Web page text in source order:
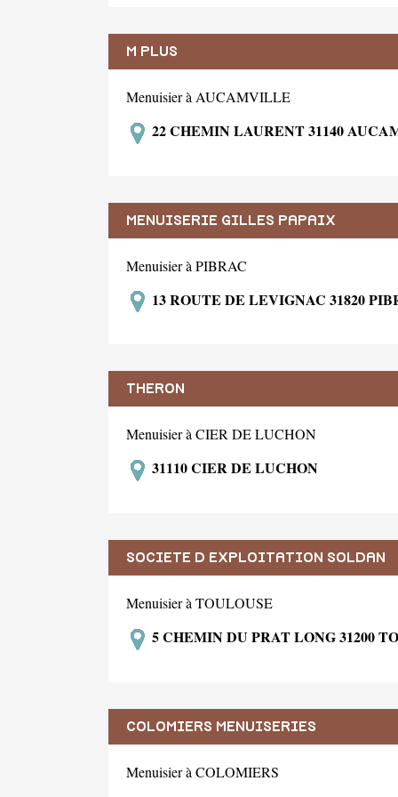
M PLUS
Menuisier à AUCAMVILLE
22 CHEMIN LAURENT 31140
MENUISERIE GILLES PAPAIX
Menuisier à PIBRAC
13 ROUTE DE LEVIGNAC 31820
THERON
Menuisier à CIER DE LUCHON
31110 CIER DE LUCHON
SOCIETE D EXPLOITATION SOLDAN
Menuisier à TOULOUSE
5 CHEMIN DU PRAT LONG 31200
COLOMIERS MENUISERIES
Menuisier à COLOMIERS